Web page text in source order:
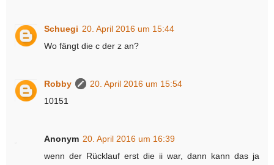
Schuegi 20. April 2016 um 15:44
Wo fängt die c der z an?
Robby
20. April 2016 um 15:54
10151
Anonym 20. April 2016 um 16:39
wenn der Rücklauf erst die ii war, dann kann das ja